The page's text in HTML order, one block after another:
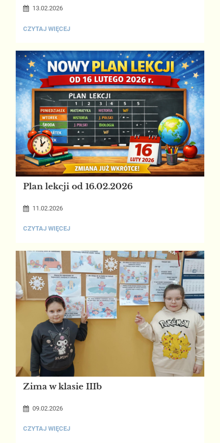
13.02.2026
KRUS
CZYTAJ WIĘCEJ
Plan lekcji od 16.02.2026
11.02.2026
PLAN
16.02.2026:
CZYTAJ WIĘCEJ
Zima w klasie IIIb
09.02.2026
ZIMA
CZYTAJ WIĘCEJ